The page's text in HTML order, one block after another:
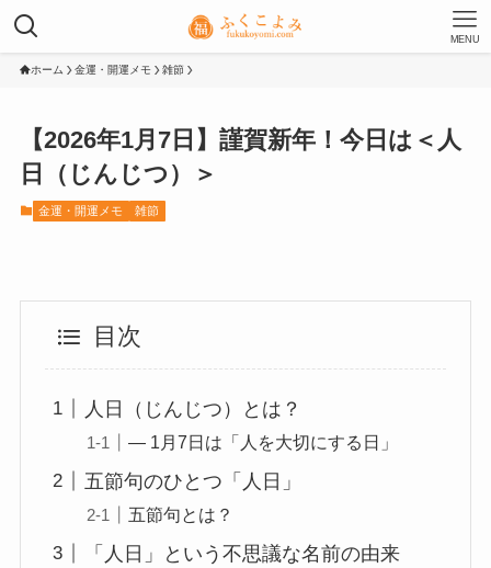
MENU
ホーム 金運・開運メモ 雑節
【2026年1月7日】謹賀新年！今日は＜人
日（じんじつ）＞
金運・開運メモ 雑節
目次
人日（じんじつ）とは？
― 1月7日は「人を大切にする日」
五節句のひとつ「人日」
五節句とは？
「人日」という不思議な名前の由来